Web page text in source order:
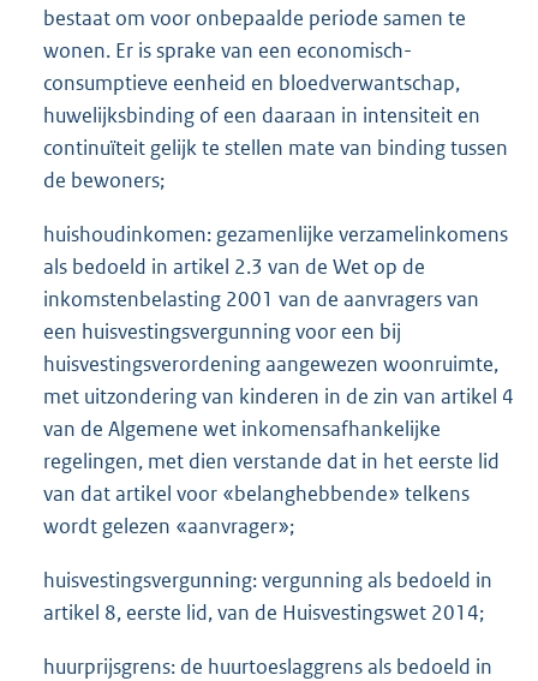
bestaat om voor onbepaalde periode samen te
wonen. Er is sprake van een economisch-
consumptieve eenheid en bloedverwantschap,
huwelijksbinding of een daaraan in intensiteit en
continuïteit gelijk te stellen mate van binding tussen
de bewoners;
huishoudinkomen: gezamenlijke verzamelinkomens
als bedoeld in artikel 2.3 van de Wet op de
inkomstenbelasting 2001 van de aanvragers van
een huisvestingsvergunning voor een bij
huisvestingsverordening aangewezen woonruimte,
met uitzondering van kinderen in de zin van artikel 4
van de Algemene wet inkomensafhankelijke
regelingen, met dien verstande dat in het eerste lid
van dat artikel voor «belanghebbende» telkens
wordt gelezen «aanvrager»;
huisvestingsvergunning: vergunning als bedoeld in
artikel 8, eerste lid, van de Huisvestingswet 2014;
huurprijsgrens: de huurtoeslaggrens als bedoeld in